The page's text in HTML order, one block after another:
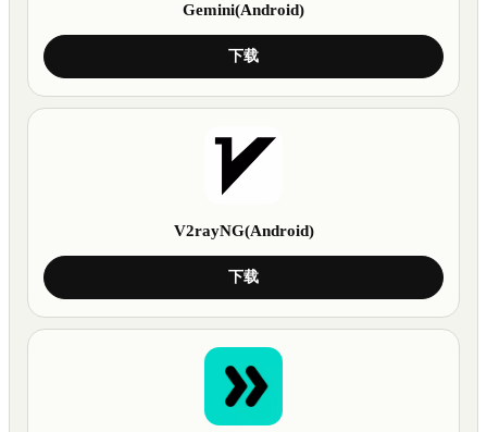
Gemini(Android)
下载
V2rayNG(Android)
下载